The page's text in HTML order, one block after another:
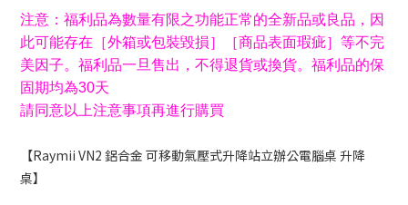
注意：福利品為數量有限之功能正常的全新品或良品，因
此可能存在［外箱或包裝毀損］［商品表面瑕疵］等不完
美因子。福利品一旦售出，不得退貨或換貨。福利品的保
固期均為30天
請同意以上注意事項再進行購買
【Raymii VN2 鋁合金 可移動氣壓式升降站立辦公電腦桌 升降
桌】